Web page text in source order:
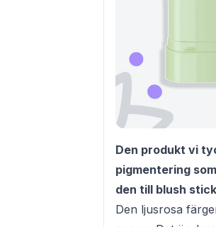
Den produkt vi
pigmentering
den till blush
Den ljusrosa